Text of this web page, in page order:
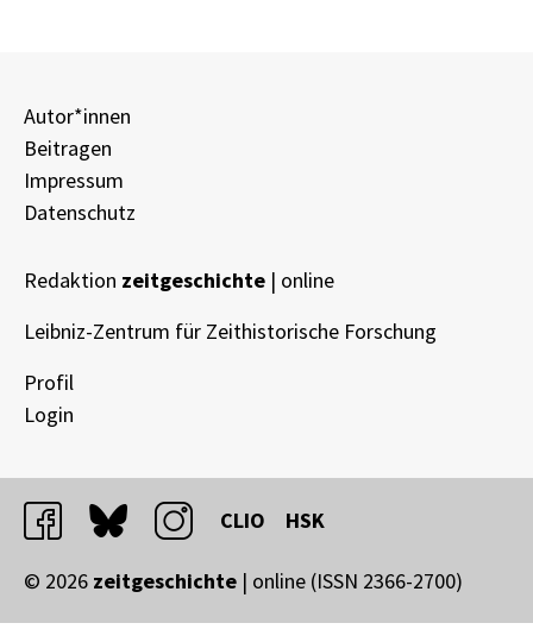
Autor*innen
Beitragen
Impressum
Datenschutz
Redaktion zeitgeschichte | online
Leibniz-Zentrum für Zeithistorische Forschung
Profil
Login
facebookbluesky instagram
CLIO HSK
© 2026 zeitgeschichte | online (ISSN 2366-2700)